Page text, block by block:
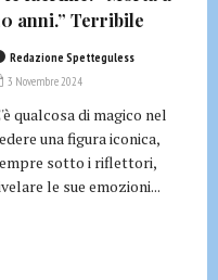
anni.” Terribile
Redazione Spetteguless
3 Novembre 2024
qualcosa di magico nel
una figura iconica,
sotto i riflettori,
le sue emozioni...